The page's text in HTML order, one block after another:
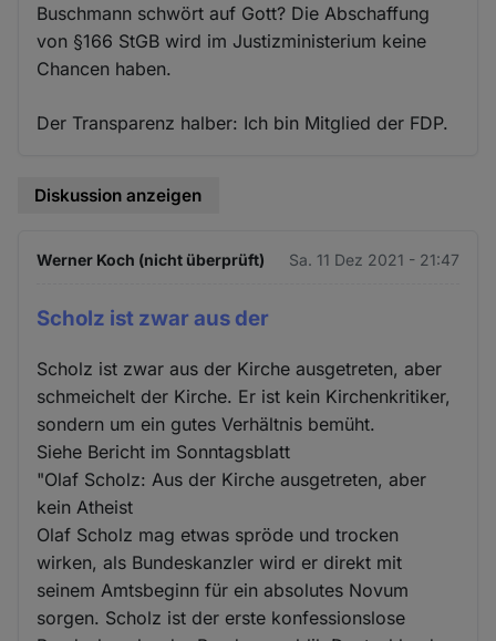
Buschmann schwört auf Gott? Die Abschaffung
von §166 StGB wird im Justizministerium keine
Chancen haben.
Der Transparenz halber: Ich bin Mitglied der FDP.
Diskussion anzeigen
Werner Koch (nicht überprüft) Sa. 11 Dez 2021 - 21:47
Scholz ist zwar aus der
Scholz ist zwar aus der Kirche ausgetreten, aber
schmeichelt der Kirche. Er ist kein Kirchenkritiker,
sondern um ein gutes Verhältnis bemüht.
Siehe Bericht im Sonntagsblatt
"Olaf Scholz: Aus der Kirche ausgetreten, aber
kein Atheist
Olaf Scholz mag etwas spröde und trocken
wirken, als Bundeskanzler wird er direkt mit
seinem Amtsbeginn für ein absolutes Novum
sorgen. Scholz ist der erste konfessionslose